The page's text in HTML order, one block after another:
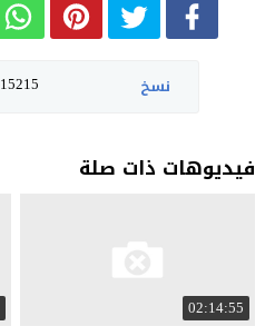
نسخ
فيديوهات ذات صلة
02:14:55